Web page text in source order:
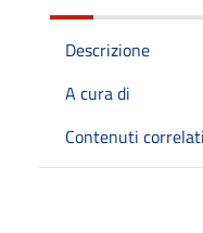
Descrizione
A cura di
Contenuti correlati